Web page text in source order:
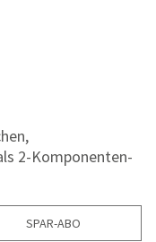
2-Komponenten-
SPAR-ABO